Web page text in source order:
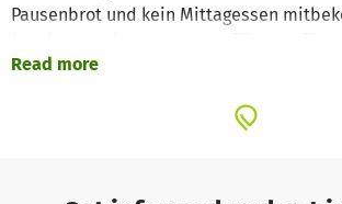
Pausenbrot und kein Mittagessen
Schulkindergarten und die ersten und
* Aktive Fahrradrallye für alle Kinder der
* Bücher für unsere Schulbücherei
Read more